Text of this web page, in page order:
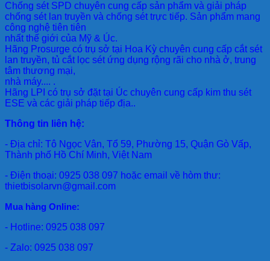
Chống sét SPD chuyên cung cấp sản phẩm và giải pháp
chống sét lan truyền và chống sét trực tiếp. Sản phẩm mang
công nghệ tiên tiên
nhất thế giới của Mỹ & Úc.
Hãng Prosurge có trụ sở tại Hoa Kỳ chuyên cung cấp cắt sét
lan truyền, tủ cắt lọc sét ứng dụng rộng rãi cho nhà ở, trung
tâm thương mại,
nhà máy.... .
Hãng LPI có trụ sở đặt tại Úc chuyên cung cấp kim thu sét
ESE và các giải pháp tiếp địa..
Thông tin liên hệ:
- Địa chỉ: Tô Ngọc Vân, Tổ 59, Phường 15, Quận Gò Vấp,
Thành phố Hồ Chí Minh, Việt Nam
- Điện thoại: 0925 038 097 hoặc email về hòm thư:
thietbisolarvn@gmail.com
Mua hàng Online:
- Hotline: 0925 038 097
- Zalo: 0925 038 097